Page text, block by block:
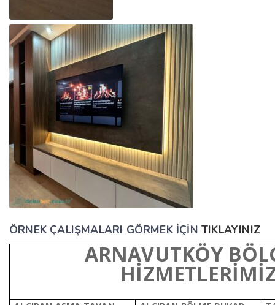
ÖRNEK ÇALIŞMALARI GÖRMEK İÇİNTIKLAYINIZ
ARNAVUTKÖY